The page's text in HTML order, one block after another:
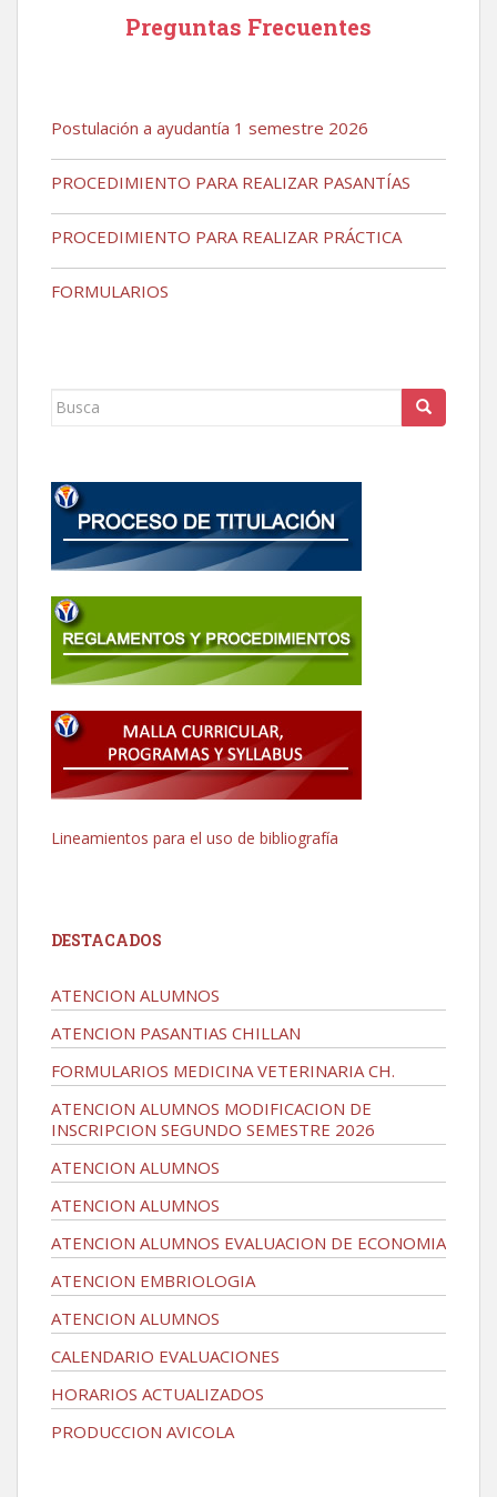
Preguntas Frecuentes
Postulación a ayudantía 1 semestre 2026
PROCEDIMIENTO PARA REALIZAR PASANTÍAS
PROCEDIMIENTO PARA REALIZAR PRÁCTICA
FORMULARIOS
Buscar:
Lineamientos para el uso de bibliografía
DESTACADOS
ATENCION ALUMNOS
ATENCION PASANTIAS CHILLAN
FORMULARIOS MEDICINA VETERINARIA CH.
ATENCION ALUMNOS MODIFICACION DE
INSCRIPCION SEGUNDO SEMESTRE 2026
ATENCION ALUMNOS
ATENCION ALUMNOS
ATENCION ALUMNOS EVALUACION DE ECONOMIA
ATENCION EMBRIOLOGIA
ATENCION ALUMNOS
CALENDARIO EVALUACIONES
HORARIOS ACTUALIZADOS
PRODUCCION AVICOLA